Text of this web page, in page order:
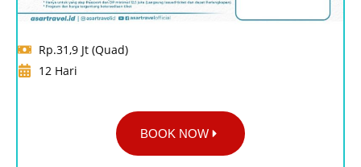
Rp.31,9 Jt (Quad)
12 Hari
BOOK NOW